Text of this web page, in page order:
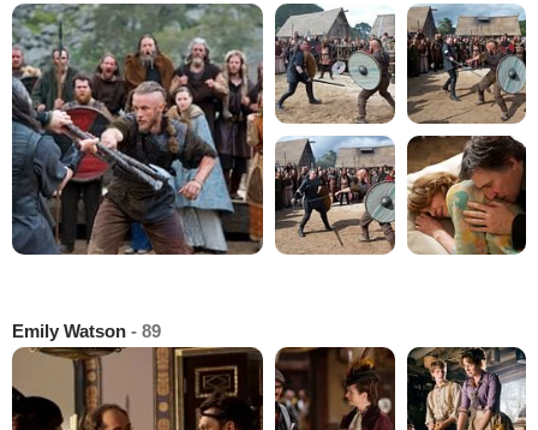
Emily Watson - 89